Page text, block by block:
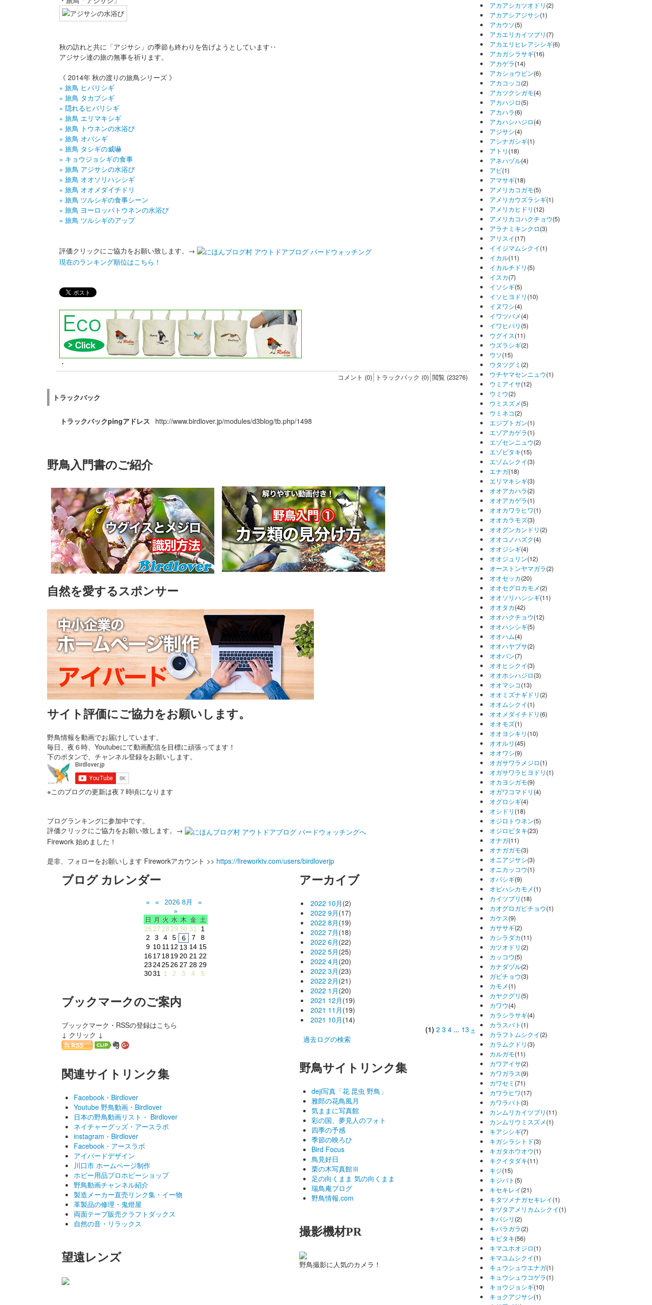
秋の訪れと共に「アジサシ」の季節も終わりを告げようとしています‥
アジサシ達の旅の無事を祈ります。
《 2014年 秋の渡りの旅鳥シリーズ 》
» 旅鳥 ヒバリシギ
» 旅鳥 タカブシギ
» 隠れるヒバリシギ
» 旅鳥 エリマキシギ
» 旅鳥 トウネンの水浴び
» 旅鳥 オバシギ
» 旅鳥 タシギの威嚇
» キョウジョシギの食事
» 旅鳥 アジサシの水浴び
» 旅鳥 オオソリハシシギ
» 旅鳥 オオメダイチドリ
» 旅鳥 ツルシギの食事シーン
» 旅鳥 ヨーロッパトウネンの水浴び
» 旅鳥 ツルシギのアップ
評価クリックにご協力をお願い致します。→
現在のランキング順位はこちら！
・
コメント (0) トラックバック (0) 閲覧 (23276)
トラックバック
トラックバックpingアドレス http://www.birdlover.jp/modules/d3blog/tb.php/1498
野鳥入門書のご紹介
自然を愛するスポンサー
サイト評価にご協力をお願いします。
野鳥情報を動画でお届けしています。
毎日、夜６時、Youtubeにて動画配信を目標に頑張ってます！
下のボタンで、チャンネル登録をお願いします。
※このブログの更新は夜７時頃になります
ブログランキングに参加中です。
評価クリックにご協力をお願い致します。→
Firework 始めました！
是非、フォローをお願いします Fireworkアカウント >> https://fireworktv.com/users/birdloverjp
ブログ カレンダー
« « 2026 8月
»
»
日 月 火 水 木 金 土
26 27 28 29 30 31
1
2
3 4 5 6 7
8
9 10 11 12 13 14 15
1617 1819 20 21 22
23242526 27 28 29
3031 1 2 3 4 5
ブックマークのご案内
ブッックマーク・RSSの登録はこちら
↓ クリック ↓
関連サイトリンク集
Facebook・Birdlover
Youtube 野鳥動画・Birdlover
日本の野鳥動画リスト・ Birdlover
ネイチャーグッズ・アースラボ
instagram・Birdlover
Facebook・アースラボ
アイバードデザイン
川口市 ホームページ制作
ホビー用品プロホビーショップ
野鳥動画チャンネル紹介
製造メーカー直売リンク集・イー物
革製品の修理・鬼燈屋
両面テープ販売クラフトダックス
自然の音・リラックス
望遠レンズ
アーカイブ
2022 10月 (2)
2022 9月 (17)
2022 8月 (19)
2022 7月 (18)
2022 6月 (22)
2022 5月 (25)
2022 4月 (20)
2022 3月 (23)
2022 2月 (21)
2022 1月 (20)
2021 12月 (19)
2021 11月 (19)
2021 10月 (14)
(1) 2 3 4 ... 13 »
過去ログの検索
野鳥サイトリンク集
deji写真「花 昆虫 野鳥」
雅郎の花鳥風月
気ままに写真館
彩の国、夢見人のフォト
四季の予感
季節の映ろひ
Bird Focus
鳥見好日
栗の木写真館Ⅲ
足の向くまま 気の向くまま
瑞鳥庵ブログ
野鳥情報.com
撮影機材PR
野鳥撮影に人気のカメラ！
アカアシカツオドリ (2)
アカアシアジサシ(1)
アカウソ(5)
アカエリカイツブリ (7)
アカエリヒレアシシギ(6)
アカガシラサギ(16)
アカゲラ(14)
アカショウビン(6)
アカコッコ(2)
アカツクシガモ(4)
アカハジロ(5)
アカハラ(6)
アカハシハジロ(4)
アジサシ(4)
アシナガシギ(1)
アトリ (18)
アネハヅル(4)
アビ(1)
アマサギ(18)
アメリカコガモ(5)
アメリカウズラシギ(1)
アメリカヒドリ (12)
アメリカコハクチョウ(5)
アラナミキンクロ(3)
アリスイ(17)
イイジマムシクイ(1)
イカル(11)
イカルチドリ (5)
イスカ(7)
イソシギ(5)
イソヒヨドリ (10)
イヌワシ(4)
イワツバメ(4)
イワヒバリ (5)
ウグイス(11)
ウズラシギ(2)
ウソ(15)
ウタツグミ (2)
ウチヤマセンニュウ(1)
ウミアイサ(12)
ウミウ(2)
ウミスズメ(5)
ウミネコ(2)
エジプトガン(1)
エゾアカゲラ(1)
エゾセンニュウ(2)
エゾビタキ(15)
エゾムシクイ(3)
エナガ(18)
エリマキシギ(3)
オオアカハラ(2)
オオアカゲラ(1)
オオカワラヒワ(1)
オオカラモズ(3)
オオグンカンドリ (2)
オオコノハズク(4)
オオジシギ(4)
オオジュリン(12)
オーストンヤマガラ(2)
オオセッカ(20)
オオセグロカモメ(2)
オオソリハシシギ(11)
オオタカ(42)
オオハクチョウ(12)
オオハシシギ(5)
オオハム(4)
オオハヤブサ(2)
オオバン(7)
オオヒシクイ(3)
オオホシハジロ(3)
オオマシコ(13)
オオミズナギドリ (2)
オオムシクイ(1)
オオメダイチドリ (6)
オオモズ(1)
オオヨシキリ (10)
オオルリ (45)
オオワシ(9)
オガサワラメジロ(1)
オガサワラヒヨドリ (1)
オカヨシガモ(9)
オガワコマドリ (4)
オグロシギ(4)
オシドリ (18)
オジロトウネン(5)
オジロビタキ(23)
オナガ(11)
オナガガモ(3)
オニアジサシ(3)
オニカッコウ(1)
オバシギ(9)
オビハシカモメ(1)
カイツブリ (18)
カオグロガビチョウ(1)
カケス(9)
カササギ(2)
カシラダカ(11)
カツオドリ (2)
カッコウ(5)
カナダヅル(2)
ガビチョウ(3)
カモメ(1)
カヤクグリ (5)
カワウ(4)
カラシラサギ(4)
カラスバト (1)
カラフトムシクイ(2)
カラムクドリ (3)
カルガモ(11)
カワアイサ(2)
カワガラス(9)
カワセミ (71)
カワラヒワ(17)
カワラバト (3)
カンムリカイツブリ (11)
カンムリウミスズメ(1)
キアシシギ(7)
キガシラシトド(3)
キガタホウオウ(1)
キクイタダキ(11)
キジ(15)
キジバト (5)
キセキレイ(21)
キタツメナガセキレイ(1)
キヅタアメリカムシクイ(1)
キバシリ (2)
キバラガラ(2)
キビタキ(56)
キマユホオジロ(1)
キマユムシクイ(1)
キュウシュウエナガ(1)
キュウシュウコゲラ(1)
キョウジョシギ(10)
キョクアジサシ(1)